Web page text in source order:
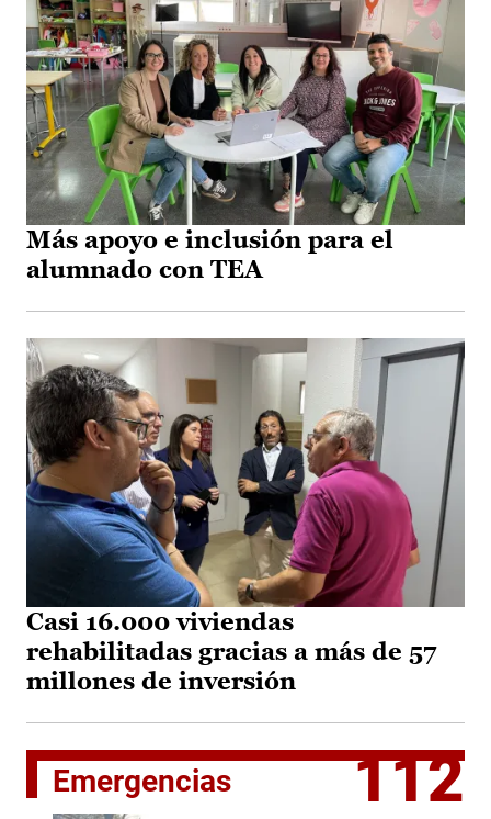
Más apoyo e inclusión para el
alumnado con TEA
Casi 16.000 viviendas
rehabilitadas gracias a más de 57
millones de inversión
Emergencias 112